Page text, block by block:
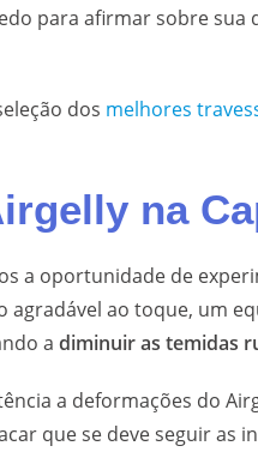
para afirmar sobre sua
dos melhores
na
a oportunidade de
agradável ao toque, um
a diminuir as temidas
a deformações do
que se deve seguir